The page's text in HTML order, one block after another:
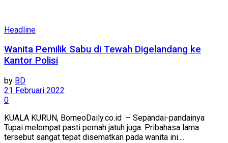
Headline
Wanita Pemilik Sabu di Tewah Digelandang ke
Kantor Polisi
by BD
21 Februari 2022
0
KUALA KURUN, BorneoDaily.co.id – Sepandai-pandainya
Tupai melompat pasti pernah jatuh juga. Pribahasa lama
tersebut sangat tepat disematkan pada wanita ini....